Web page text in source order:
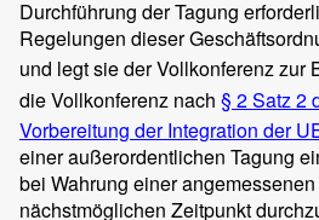
Durchführung der Tagung
Regelungen dieser
und legt sie der Vollkonferenz zur
die Vollkonferenz nach § 2 Satz 2
Vorbereitung der Integration der
einer außerordentlichen Tagung
bei Wahrung einer
nächstmöglichen Zeitpunkt